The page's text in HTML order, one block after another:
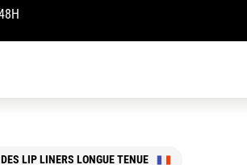
LIP LINERS LONGUE TENUE